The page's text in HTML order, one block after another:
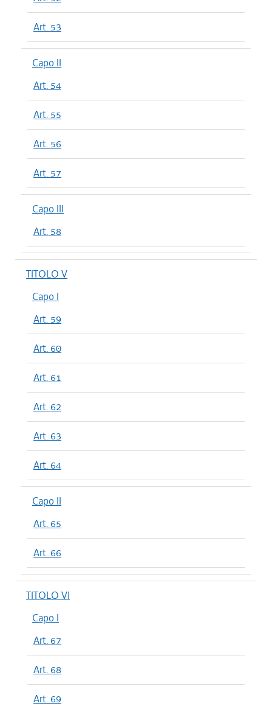
Art. 53
Capo II
Art. 54
Art. 55
Art. 56
Art. 57
Capo III
Art. 58
TITOLO V
Capo I
Art. 59
Art. 60
Art. 61
Art. 62
Art. 63
Art. 64
Capo II
Art. 65
Art. 66
TITOLO VI
Capo I
Art. 67
Art. 68
Art. 69